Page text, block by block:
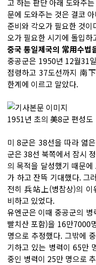
문에 도와주는 것은 결코
준비와 각오가 필요한 것
오가 필요한 시기에 돌입하
중국 통일제국의 常用수법
중공군은 1950년 12월31
점령하고 37도선까지 南
한계에 이르고 말았다.
1951년 초의 美8군 편성도
미 8군은 38선을 따라 엷
군은 38선 북쪽에서 잠시
의 목적을 달성했기 때문
가 하고 잔뜩 기대했다. 그
전히 兵站上(병참상)의 이
비하고 있었다.
유엔군은 이때 중공군의
빨치산 포함)을 16만7000
명으로 추정했다. 그밖에
기하고 있는 병력이 65만
중인 병력이 25만 명으로